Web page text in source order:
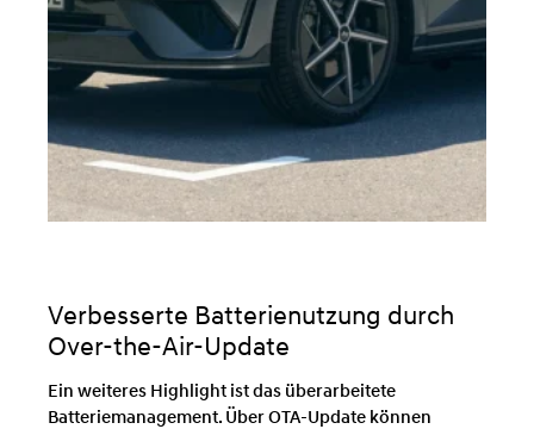
Verbesserte Batterienutzung durch
Over-the-Air-Update
Ein weiteres Highlight ist das überarbeitete
Batteriemanagement. Über OTA-Update können